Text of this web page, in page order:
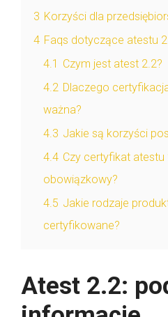
3 Korzyści dla
4 Faqs dotyczące atestu
4.1 Czym jest atest 2.2?
4.2 Dlaczego
ważna?
4.3 Jakie są korzyści
4.4 Czy certyfikat atestu
obowiązkowy?
4.5 Jakie rodzaje
certyfikowane?
Atest 2.2: